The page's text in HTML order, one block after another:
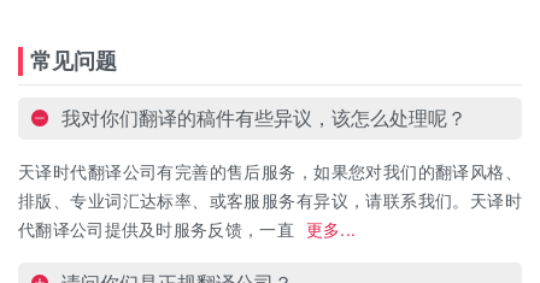
常见问题
我对你们翻译的稿件有些异议，该怎么处理呢？
天译时代翻译公司有完善的售后服务，如果您对我们的翻译风格、
排版、专业词汇达标率、或客服服务有异议，请联系我们。天译时
代翻译公司提供及时服务反馈，一直
更多...